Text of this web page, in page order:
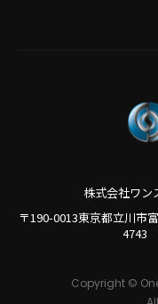
株式会社ワン
〒190-0013東京都立川市
4743
Copyright ©